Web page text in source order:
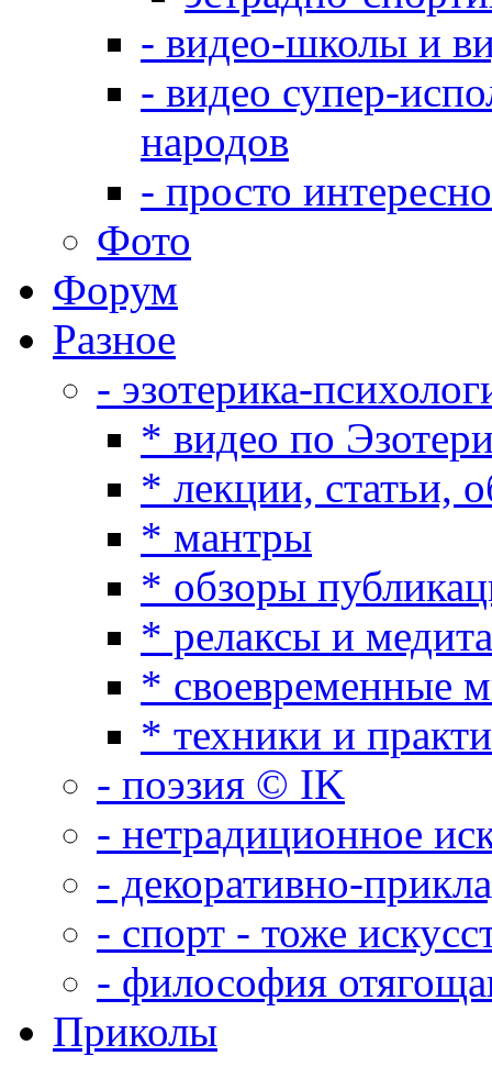
- видео-школы и
- видео супер-
народов
- просто
Фото
Форум
Разное
- эзотерика-
* видео по
* лекции, статьи,
* мантры
* обзоры
* релаксы и
* своевременные
* техники и
- поэзия © IK
- нетрадиционное
- декоративно-
- спорт - тоже
- философия
Приколы